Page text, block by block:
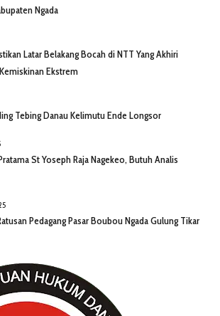
Ngada
Latar Belakang Bocah di NTT Yang Akhiri
Ekstrem
Tebing Danau Kelimutu Ende Longsor
St Yoseph Raja Nagekeo, Butuh Analis
Pedagang Pasar Boubou Ngada Gulung Tikar